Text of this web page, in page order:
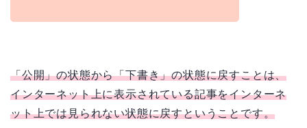
「公開」の状態から「下書き」の状態に戻すことは、
インターネット上に表示されている記事をインターネ
ット上では見られない状態に戻すということです。